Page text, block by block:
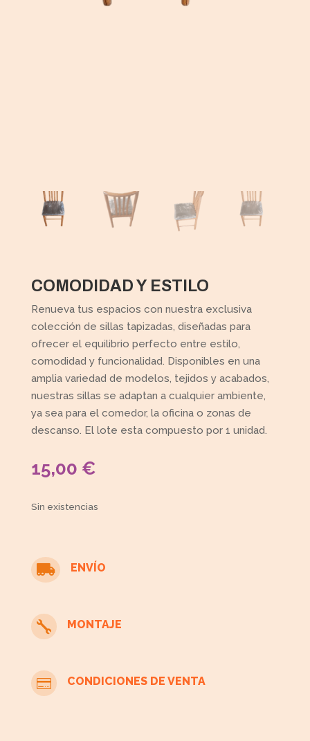
COMODIDAD Y ESTILO
Renueva tus espacios con nuestra exclusiva
colección de sillas tapizadas, diseñadas para
ofrecer el equilibrio perfecto entre estilo,
comodidad y funcionalidad. Disponibles en una
amplia variedad de modelos, tejidos y acabados,
nuestras sillas se adaptan a cualquier ambiente,
ya sea para el comedor, la oficina o zonas de
descanso. El lote esta compuesto por 1 unidad.
15,00 €
Sin existencias
 ENVÍO
 MONTAJE
 CONDICIONES DE VENTA